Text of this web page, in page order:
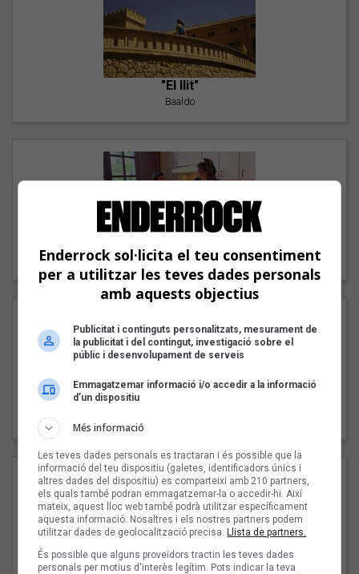
"El llit"
Baaldo
Carmen y María
Enderrock sol·licita el teu consentiment
per a utilitzar les teves dades personals
amb aquests objectius
Publicitat i continguts personalitzats, mesurament de
la publicitat i del contingut, investigació sobre el
públic i desenvolupament de serveis
Emmagatzemar informació i/o accedir a la informació
d’un dispositiu
Més informació
Les teves dades personals es tractaran i és possible que la
informació del teu dispositiu (galetes, identificadors únics i
altres dades del dispositiu) es comparteixi amb 210 partners,
els quals també podran emmagatzemar-la o accedir-hi. Així
mateix, aquest lloc web també podrà utilitzar específicament
aquesta informació. Nosaltres i els nostres partners podem
utilitzar dades de geolocalització precisa. Llista de partners.
És possible que alguns proveïdors tractin les teves dades
personals per motius d'interès legítim. Pots indicar la teva